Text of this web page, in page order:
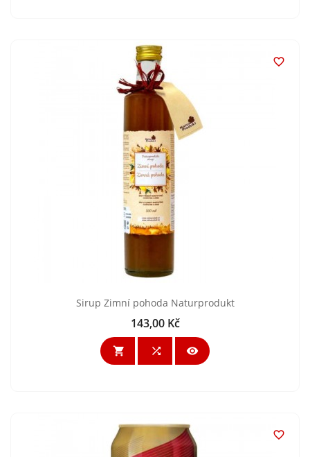

Sirup Zimní pohoda Naturprodukt
Cena
143,00 Kč
  
